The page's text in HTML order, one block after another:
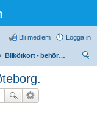
Logga in
Bli medlem
Bilkörkort - behörighet (B)